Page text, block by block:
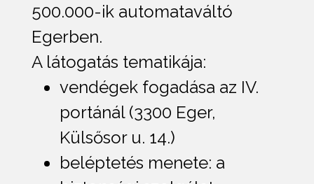
500.000-ik automataváltó
Egerben.
A látogatás tematikája:
vendégek fogadása az IV.
portánál (3300 Eger,
Külsősor u. 14.)
beléptetés menete: a